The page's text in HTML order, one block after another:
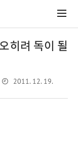
히려 독이 될
2011. 12. 19.